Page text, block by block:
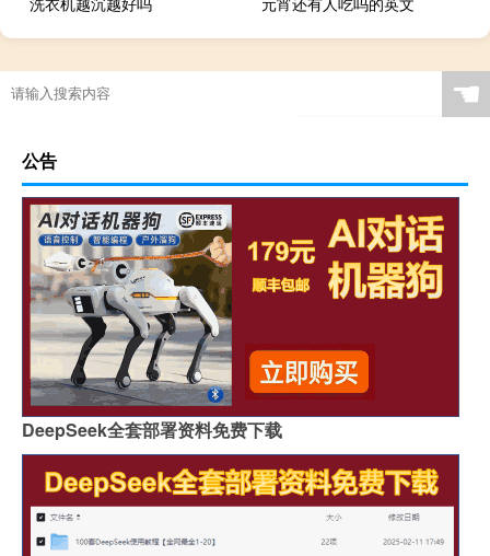
☚
公告
DeepSeek全套部署资料免费下载